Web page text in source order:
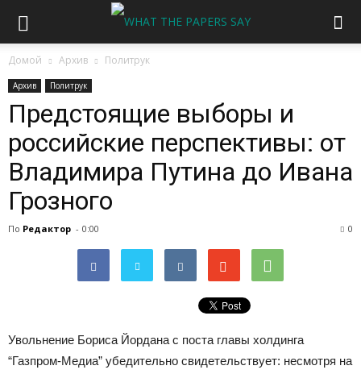
Домой Архив Политрук
Архив Политрук
Предстоящие выборы и
российские перспективы: от
Владимира Путина до Ивана
Грозного
По Редактор - 0:00 0
Увольнение Бориса Йордана с поста главы холдинга
“Газпром-Медиа” убедительно свидетельствует: несмотря на